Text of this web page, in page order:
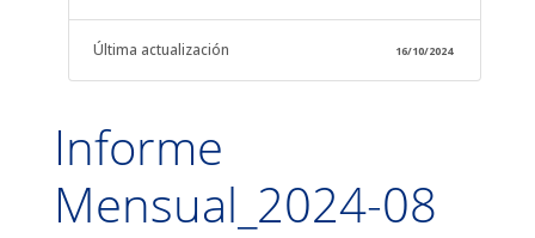
Última actualización 16/10/2024
Informe
Mensual_2024-08